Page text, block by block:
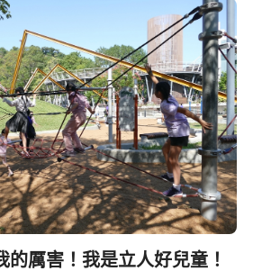
的厲害！我是立人好兒童！